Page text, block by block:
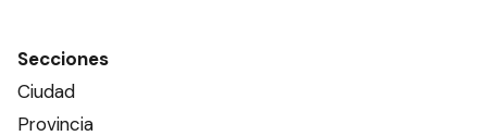
Secciones
Ciudad
Provincia